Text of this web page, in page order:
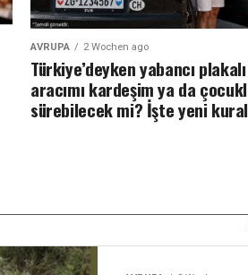
AVRUPA 2 Wochen ago
Türkiye’deyken yabancı plakalı
aracımı kardeşim ya da
sürebilecek mi? İşte yeni